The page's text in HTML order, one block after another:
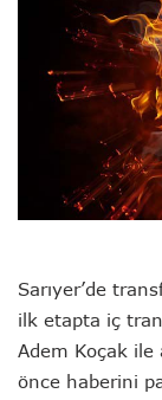
Sarıyer’de
ilk etapta iç
Adem Koçak ile
önce haberini